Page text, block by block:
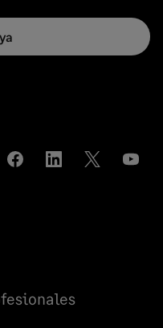
CompartirCompartirCompartir